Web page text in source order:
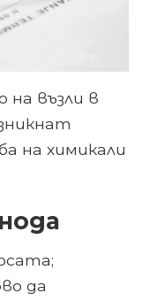
на възли в
на химикали
да